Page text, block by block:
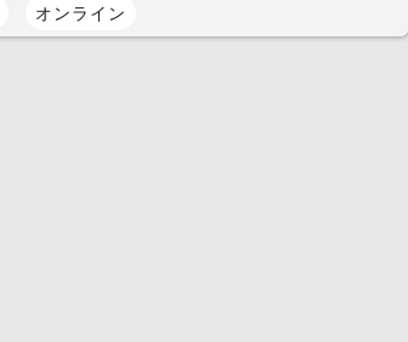
オンライン